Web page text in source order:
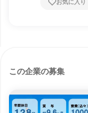
お気に入り
この企業の募集